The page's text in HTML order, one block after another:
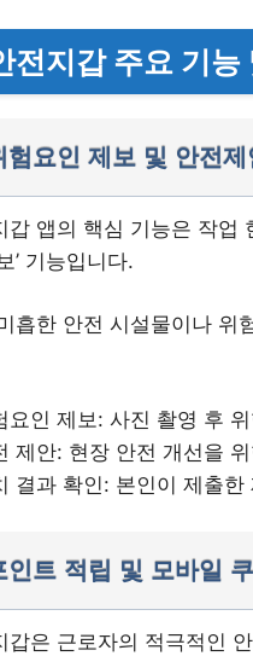
전지갑 주요 기능
험요인 제보 및 안전
갑 앱의 핵심 기능은 작업
’ 기능입니다.
흡한 안전 시설물이나 위
요인 제보: 사진 촬영 후
제안: 현장 안전 개선을
결과 확인: 본인이 제출
인트 적립 및 모바일
갑은 근로자의 적극적인